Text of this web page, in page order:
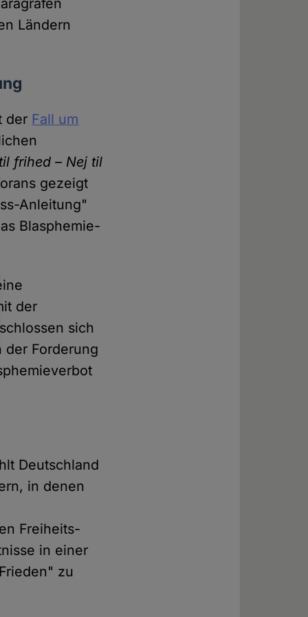
Ländern
der Fall um
frihed – Nej til
gezeigt
Anleitung"
Blasphemie-
der
sich
der Forderung
Deutschland
in denen
Freiheits-
in einer
zu